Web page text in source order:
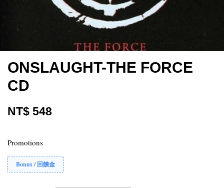
ONSLAUGHT-THE FORCE
CD
NT$ 548
Promotions
Bonus / 回饋金